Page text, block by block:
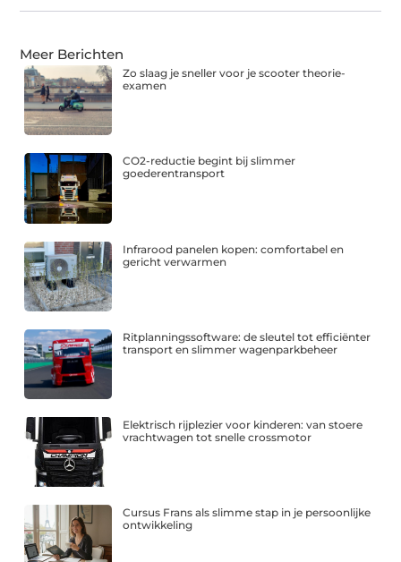
Meer Berichten
Zo slaag je sneller voor je scooter theorie-
examen
CO2-reductie begint bij slimmer
goederentransport
Infrarood panelen kopen: comfortabel en
gericht verwarmen
Ritplanningssoftware: de sleutel tot efficiënter
transport en slimmer wagenparkbeheer
Elektrisch rijplezier voor kinderen: van stoere
vrachtwagen tot snelle crossmotor
Cursus Frans als slimme stap in je persoonlijke
ontwikkeling